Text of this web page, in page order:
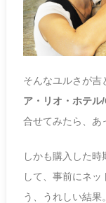
そんなユルさが吉
ア・リオ・ホテル
合せてみたら、あ
しかも購入した
して、事前にネ
う、うれしい結果。